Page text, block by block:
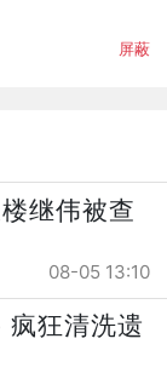
屏蔽
继伟被查
08-05 13:10
疯狂清洗遗